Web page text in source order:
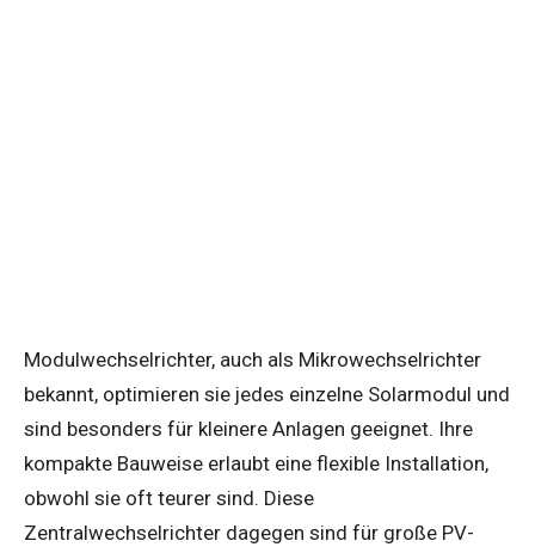
Modulwechselrichter, auch als Mikrowechselrichter
bekannt, optimieren sie jedes einzelne Solarmodul und
sind besonders für kleinere Anlagen geeignet. Ihre
kompakte Bauweise erlaubt eine flexible Installation,
obwohl sie oft teurer sind. Diese
Zentralwechselrichter dagegen sind für große PV-